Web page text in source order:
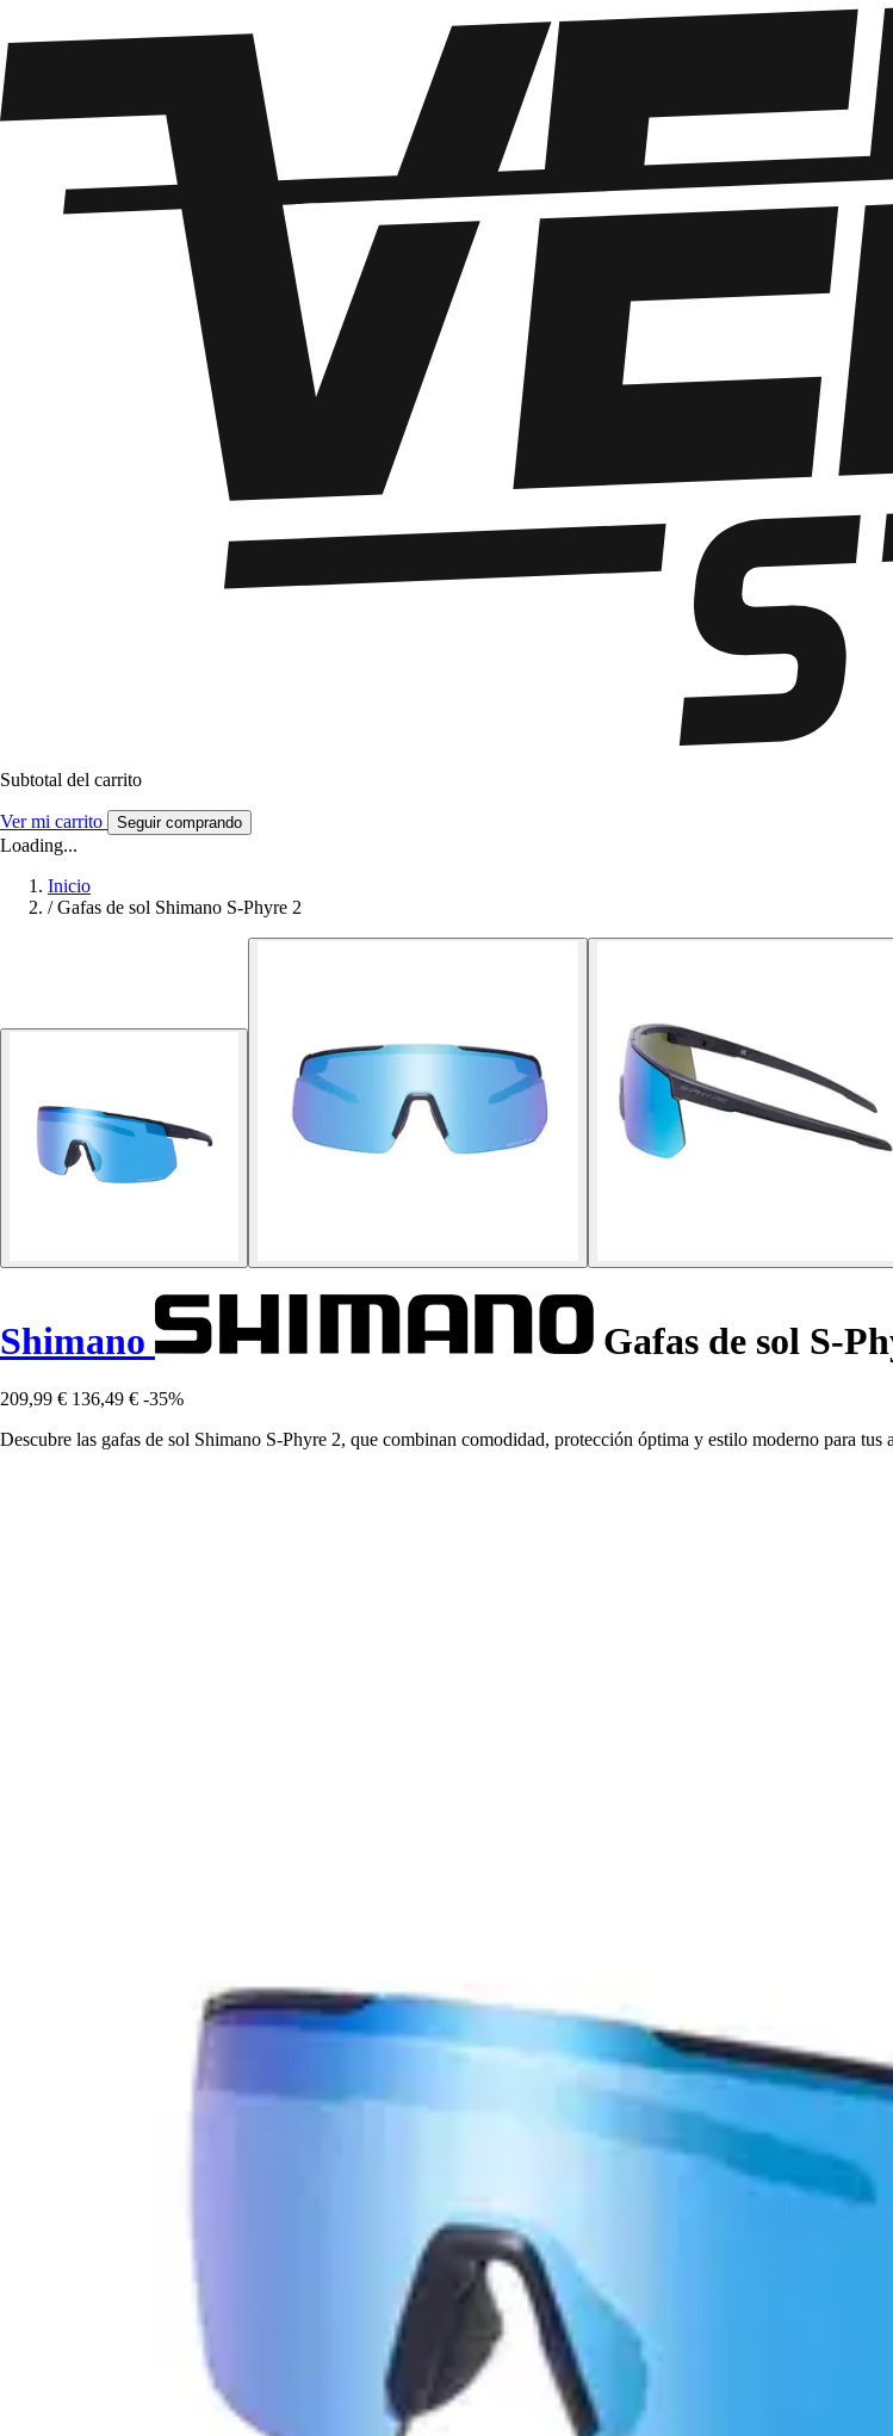
Subtotal del carrito
Ver mi carrito Seguir comprando
Loading...
Inicio
/ Gafas de sol Shimano S-Phyre 2
Shimano Gafas de sol S-
209,99 € 136,49 € -35%
Descubre las gafas de sol Shimano S-Phyre 2, que combinan comodidad, protección óptima y estilo moderno para tus